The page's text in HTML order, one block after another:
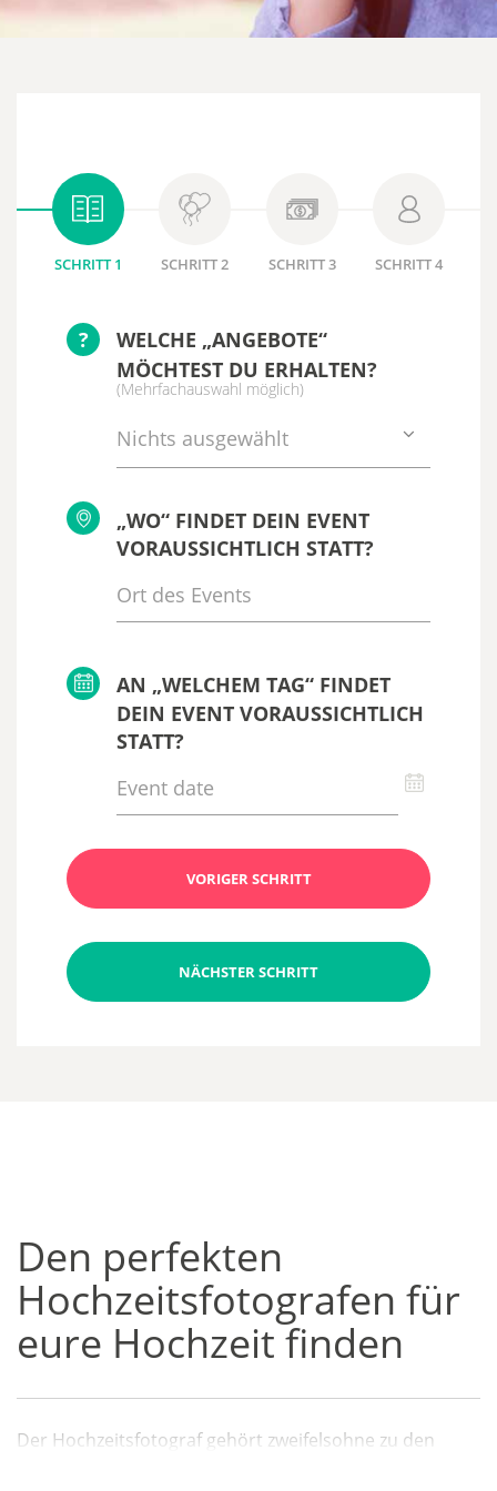
SCHRITT 1 SCHRITT 2 SCHRITT 3 SCHRITT 4
?
WELCHE „ANGEBOTE“
MÖCHTEST DU ERHALTEN?
(Mehrfachauswahl möglich)
Nichts ausgewählt
„WO“ FINDET DEIN EVENT
VORAUSSICHTLICH STATT?
AN „WELCHEM TAG“ FINDET
DEIN EVENT VORAUSSICHTLICH
STATT?
VORIGER SCHRITT
NÄCHSTER SCHRITT
Den perfekten
Hochzeitsfotografen für
eure Hochzeit finden
Der Hochzeitsfotograf gehört zweifelsohne zu den